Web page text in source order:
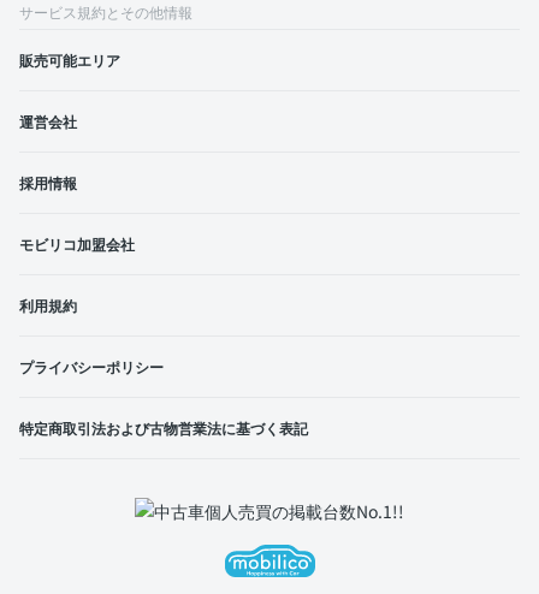
サービス規約とその他情報
販売可能エリア
運営会社
採用情報
モビリコ加盟会社
利用規約
プライバシーポリシー
特定商取引法および古物営業法に基づく表記